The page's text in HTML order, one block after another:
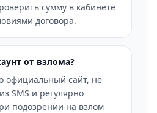
сумму в кабинете
договора.
от взлома?
официальный сайт, не
SMS и регулярно
подозрении на взлом